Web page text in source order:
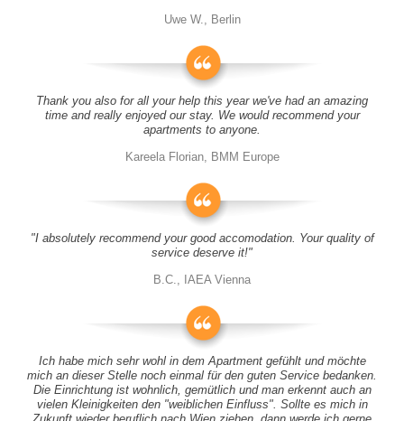
Uwe W., Berlin
Thank you also for all your help this year we've had an amazing
time and really enjoyed our stay. We would recommend your
apartments to anyone.
Kareela Florian, BMM Europe
"I absolutely recommend your good accomodation. Your quality of
service deserve it!"
B.C., IAEA Vienna
Ich habe mich sehr wohl in dem Apartment gefühlt und möchte
mich an dieser Stelle noch einmal für den guten Service bedanken.
Die Einrichtung ist wohnlich, gemütlich und man erkennt auch an
vielen Kleinigkeiten den "weiblichen Einfluss". Sollte es mich in